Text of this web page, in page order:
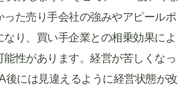
った売り手会社の強みやアピールポ
り、買い手企業との相乗効果によ
能性があります。経営が苦しくなっ
後には見違えるように経営状態が改